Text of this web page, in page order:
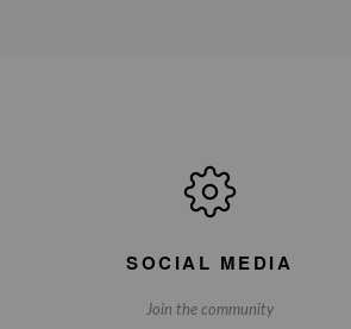
SOCIAL MEDIA
Join the community